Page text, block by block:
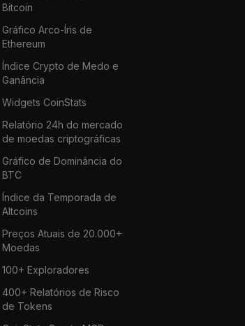
Bitcoin
Gráfico Arco-Íris de
Ethereum
Índice Crypto de Medo e
Ganância
Widgets CoinStats
Relatório 24h do mercado
de moedas criptográficas
Gráfico de Dominância do
BTC
Índice da Temporada de
Altcoins
Preços Atuais de 20.000+
Moedas
100+ Exploradores
400+ Relatórios de Risco
de Tokens